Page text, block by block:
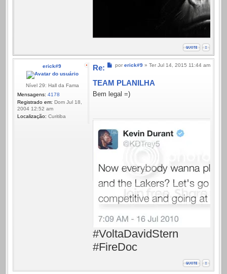
erick#9
Nível 29: Hall da Fama
Mensagens: 4178
Registrado em: Dom Jul 18,
2004 12:52 am
Localização: Curitiba
Mensagem
por erick#9 » Ter Jul 14, 2015 11:44 am
Re:
TEAM PLANILHA
Bem legal =)
#VoltaDavidStern
#FireDoc